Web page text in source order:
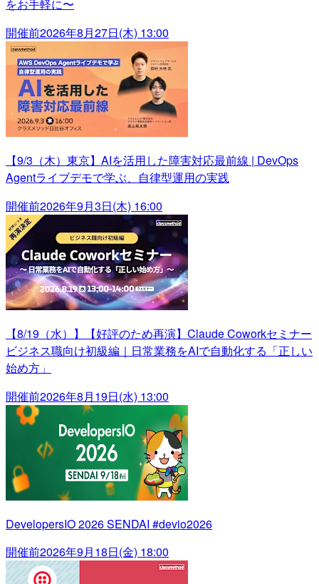
をお手軽に〜
開催前2026年8月27日(木) 13:00
【9/3（木）東京】AIを活用した障害対応最前線 | DevOps
Agentライブデモで学ぶ、自律型運用の実践
開催前2026年9月3日(木) 16:00
【8/19（水）】【好評のため再演】Claude Coworkセミナー
ビジネス職向け初級編｜日常業務をAIで自動化する「正しい
始め方」
開催前2026年8月19日(水) 13:00
DevelopersIO 2026 SENDAI #devio2026
開催前2026年9月18日(金) 18:00